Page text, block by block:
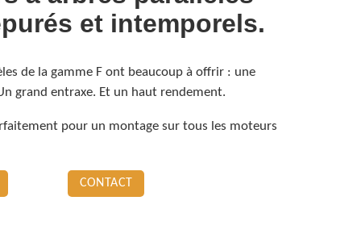
et intemporels.
de la gamme F ont beaucoup à offrir : une
grand entraxe. Et un haut rendement.
pour un montage sur tous les moteurs
CONTACT